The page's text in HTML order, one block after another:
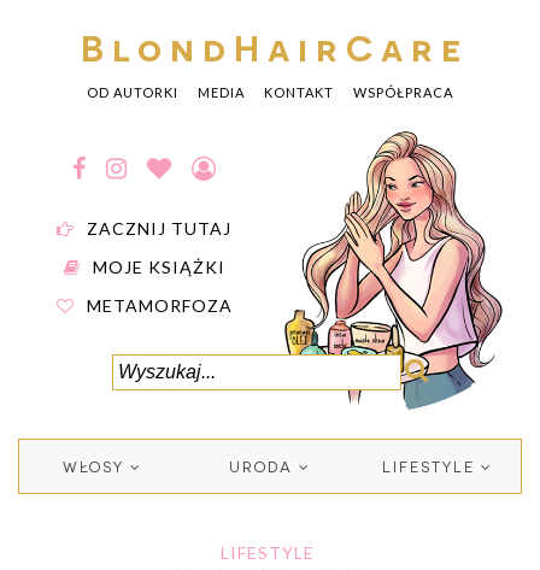
BlondHairCare
OD AUTORKI MEDIA KONTAKT WSPÓŁPRACA
ZACZNIJ TUTAJ
MOJE KSIĄŻKI
METAMORFOZA
WŁOSY URODA LIFESTYLE
LIFESTYLE